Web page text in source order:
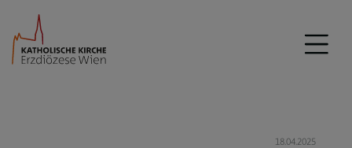
18.04.2025